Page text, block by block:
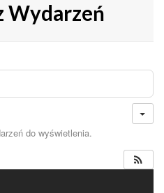
Wydarzeń
do wyświetlenia.